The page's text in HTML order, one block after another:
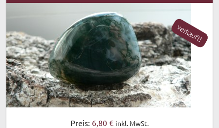
Preis: 6,80 € inkl. MwSt.
verkauft!